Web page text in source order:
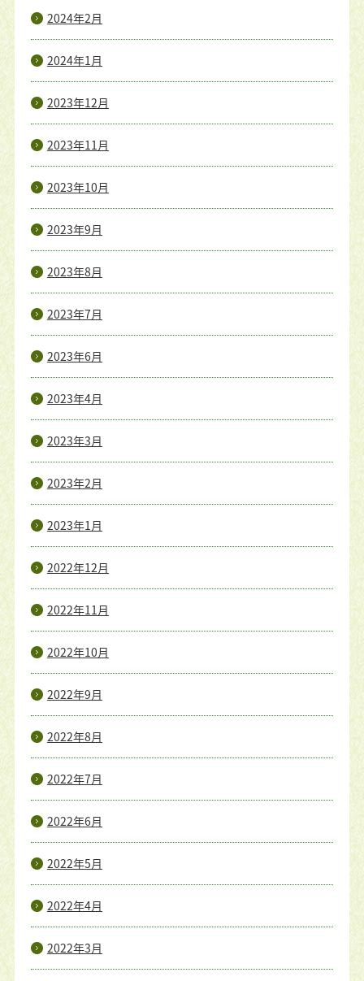
2024年2月
2024年1月
2023年12月
2023年11月
2023年10月
2023年9月
2023年8月
2023年7月
2023年6月
2023年4月
2023年3月
2023年2月
2023年1月
2022年12月
2022年11月
2022年10月
2022年9月
2022年8月
2022年7月
2022年6月
2022年5月
2022年4月
2022年3月